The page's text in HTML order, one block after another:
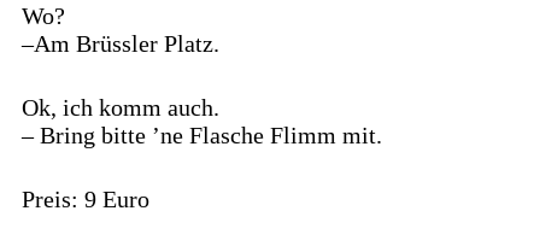
Wo?
–Am Brüssler Platz.
Ok, ich komm auch.
– Bring bitte ’ne Flasche Flimm mit.
Preis: 9 Euro